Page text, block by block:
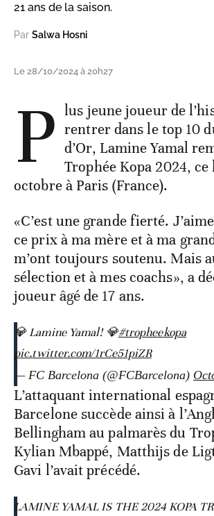
21 ans de la saison.
Par Salwa Hosni
Le 28/10/2024 à 20h27
P lus jeune joueur de
rentrer dans le top 10
d’Or, Lamine Yamal
Trophée Kopa 2024,
octobre à Paris (France).
«C’est une grande fierté.
ce prix à ma mère et à ma
m’ont toujours soutenu. Mais
sélection et à mes coachs», a
joueur âgé de 17 ans.
💎 Lamine Yamal! 💎#tropheekopa
pic.twitter.com/1rCe51piZR
— FC Barcelona (@FCBarcelona)
L’attaquant international
Barcelone succède ainsi à
Bellingham au palmarès du
Kylian Mbappé, Matthijs de
Gavi l’avait précédé.
LAMINE YAMAL IS THE 2024 KOPA